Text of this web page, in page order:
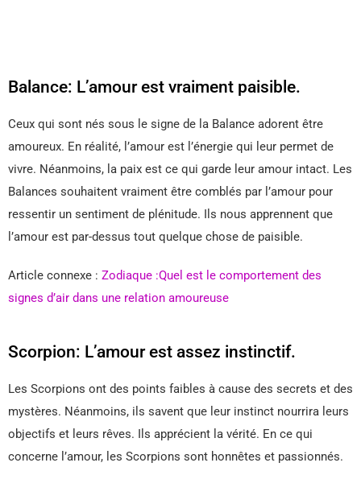
Balance: L’amour est vraiment paisible.
Ceux qui sont nés sous le signe de la Balance adorent être
amoureux. En réalité, l’amour est l’énergie qui leur permet de
vivre. Néanmoins, la paix est ce qui garde leur amour intact. Les
Balances souhaitent vraiment être comblés par l’amour pour
ressentir un sentiment de plénitude. Ils nous apprennent que
l’amour est par-dessus tout quelque chose de paisible.
Article connexe : Zodiaque :Quel est le comportement des
signes d’air dans une relation amoureuse
Scorpion: L’amour est assez instinctif.
Les Scorpions ont des points faibles à cause des secrets et des
mystères. Néanmoins, ils savent que leur instinct nourrira leurs
objectifs et leurs rêves. Ils apprécient la vérité. En ce qui
concerne l’amour, les Scorpions sont honnêtes et passionnés.